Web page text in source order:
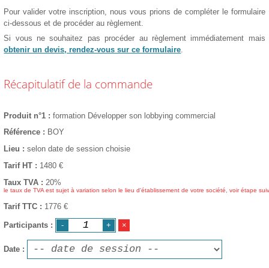
Pour valider votre inscription, nous vous prions de compléter le formulaire
ci-dessous et de procéder au règlement.
Si vous ne souhaitez pas procéder au règlement immédiatement mais
obtenir un devis, rendez-vous sur ce formulaire
Récapitulatif de la commande
Produit n°1
formation Développer son lobbying commercial
Référence
BOY
Lieu
selon date de session choisie
Tarif HT
1480 €
Taux TVA
20%
le taux de TVA est sujet à variation selon le lieu d'établissement de votre société, voir étape
Tarif TTC 1776 €
Participants
Date